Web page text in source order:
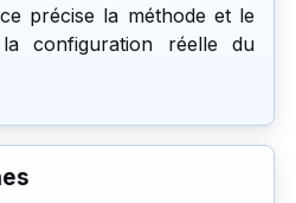
précise la méthode et le
configuration réelle du